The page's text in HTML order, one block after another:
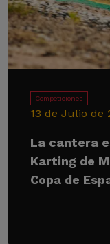
Competiciones
13 de Julio de
La cantera
Karting de
Copa de